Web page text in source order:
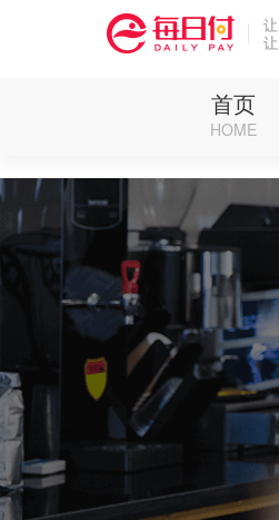
Deprecated: Function eregi() is deprecated
首页
HOME